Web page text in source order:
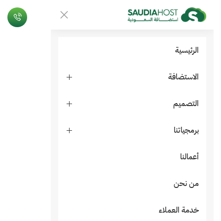
الرئيسية
الاستضافة
التصميم
برمجياتنا
أعمالنا
من نحن
خدمة العملاء